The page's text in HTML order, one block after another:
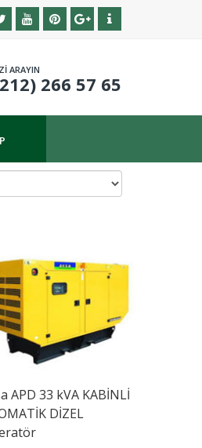
ARAYIN
266 57 65
APD 33 kVA KABİNLİ
DİZEL